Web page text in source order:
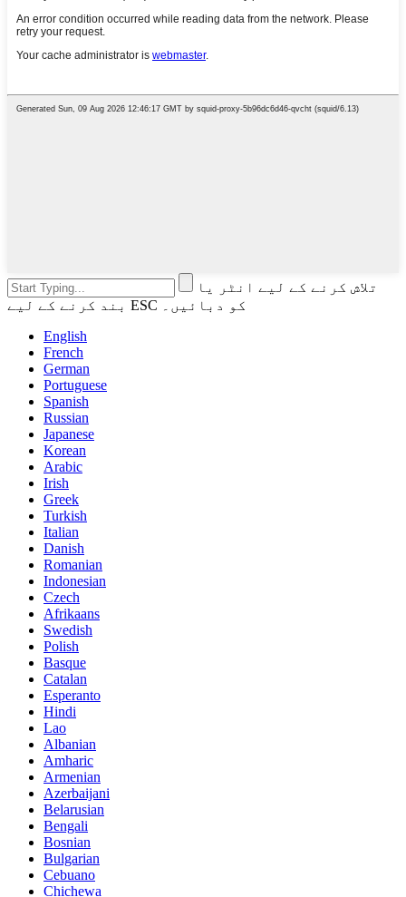
تلاش کرنے کے لیے انٹر یا
بند کرنے کے لیے ESC کو دبائیں۔
English
French
German
Portuguese
Spanish
Russian
Japanese
Korean
Arabic
Irish
Greek
Turkish
Italian
Danish
Romanian
Indonesian
Czech
Afrikaans
Swedish
Polish
Basque
Catalan
Esperanto
Hindi
Lao
Albanian
Amharic
Armenian
Azerbaijani
Belarusian
Bengali
Bosnian
Bulgarian
Cebuano
Chichewa